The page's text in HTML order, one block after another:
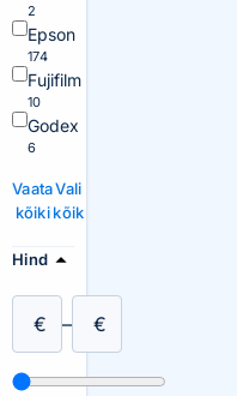
2
Epson
174
Fujifilm
10
Godex
6
Vaata
kõiki
Vali
kõik
Hind
€ – €